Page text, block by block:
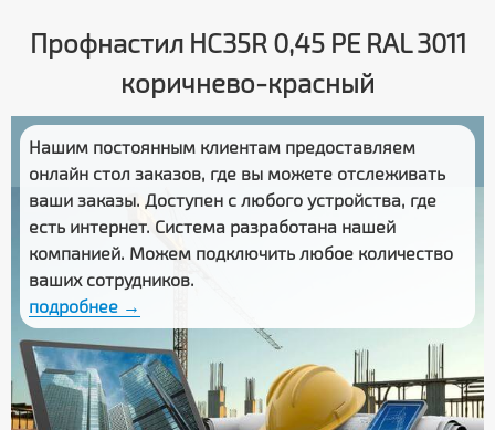
Профнастил HC35R 0,45 PE RAL 3011
коричнево-красный
Нашим постоянным клиентам предоставляем
онлайн стол заказов, где вы можете отслеживать
ваши заказы. Доступен с любого устройства, где
есть интернет. Система разработана нашей
компанией. Можем подключить любое количество
ваших сотрудников.
подробнее →